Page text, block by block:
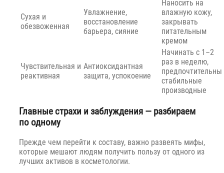
Сухая и
обезвоженная
Увлажнение,
восстановление
барьера, сияние
Наносить на
влажную кожу,
закрывать
питательным
кремом
Чувствительная и
реактивная
Антиоксидантная
защита, успокоение
Начинать с 1–2
раз в неделю,
предпочтительны
стабильные
производные
Главные страхи и заблуждения — разбираем
по одному
Прежде чем перейти к составу, важно развеять мифы,
которые мешают людям получить пользу от одного из
лучших активов в косметологии.